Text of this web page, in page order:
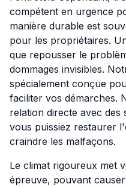
compétent en urgence
manière durable est
pour les propriétaires.
que repousser le
dommages invisibles.
spécialement conçue
faciliter vos démarches.
relation directe avec des
vous puissiez restaurer
craindre les malfaçons.
Le climat rigoureux met
épreuve, pouvant